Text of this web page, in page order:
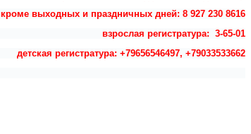
кроме выходных и праздничных дней: 8 927 230 8616
взрослая регистратура: 3-65-01
детская регистратура: +79656546497, +79033533662